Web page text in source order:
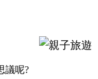
議呢?